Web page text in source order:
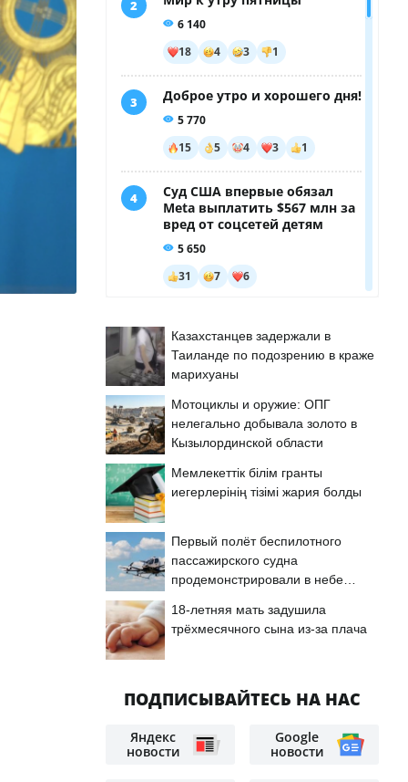
Казахстанцев задержали в
Таиланде по подозрению в краже
марихуаны
Мотоциклы и оружие: ОПГ
нелегально добывала золото в
Кызылординской области
Мемлекеттік білім гранты
иегерлерінің тізімі жария болды
Первый полёт беспилотного
пассажирского судна
продемонстрировали в небе
18-летняя мать задушила
трёхмесячного сына из-за плача
ПОДПИСЫВАЙТЕСЬ НА НАС
Яндекс
новости
Google
новости